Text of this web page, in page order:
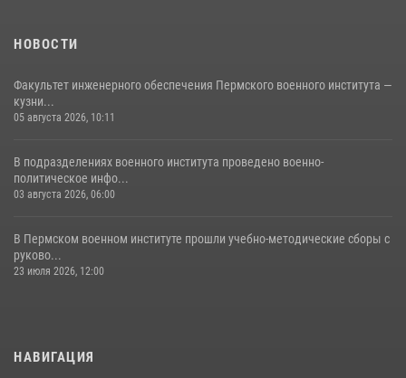
03 августа 2026, 06:00
НОВОСТИ
Факультет инженерного обеспечения Пермского военного института —
кузни...
05 августа 2026, 10:11
В подразделениях военного института проведено военно-
политическое инфо...
03 августа 2026, 06:00
В Пермском военном институте прошли учебно-методические сборы с
руково...
23 июля 2026, 12:00
НАВИГАЦИЯ